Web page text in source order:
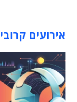
אירועים